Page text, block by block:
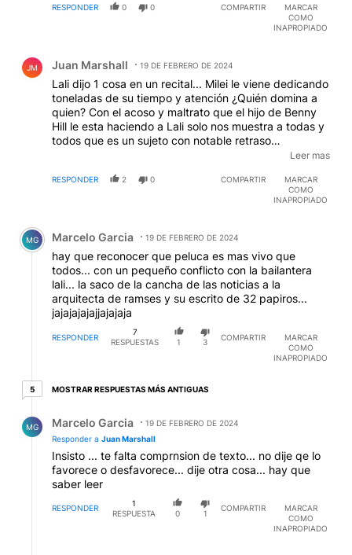
RESPONDER 0 0 COMPARTIR
MARCAR
COMO
INAPROPIADO
JM Juan Marshall 19 DE FEBRERO DE 2024
Lali dijo 1 cosa en un recital... Milei le viene dedicando
toneladas de su tiempo y atención ¿Quién domina a
quien? Con el acoso y maltrato que el hijo de Benny
Hill le esta haciendo a Lali solo nos muestra a todas y
todos que es un sujeto con notable retraso
madurativo; desesperado por un poco de afecto y
dificultades para ubicarse en tiempo y espacio.
Leer mas
RESPONDER 2 0 COMPARTIR
MARCAR
COMO
INAPROPIADO
Comentario de Marcelo Garcia.
MG Marcelo Garcia 19 DE FEBRERO DE 2024
hay que reconocer que peluca es mas vivo que
todos... con un pequeño conflicto con la bailantera
lali... la saco de la cancha de las noticias a la
arquitecta de ramses y su escrito de 32 papiros...
jajajajajajjajajaja
RESPONDER
7
RESPUESTAS
1 3
COMPARTIR
MARCAR
COMO
INAPROPIADO
55 respuestas más antiguas
MOSTRAR RESPUESTAS MÁS ANTIGUAS
MG Marcelo Garcia
19 DE FEBRERO DE 2024
Responder a Juan Marshall
Insisto ... te falta comprnsion de texto... no dije qe lo
favorece o desfavorece... dije otra cosa... hay que
saber leer
RESPONDER
1
RESPUESTA
0 1
COMPARTIR
MARCAR
COMO
INAPROPIADO